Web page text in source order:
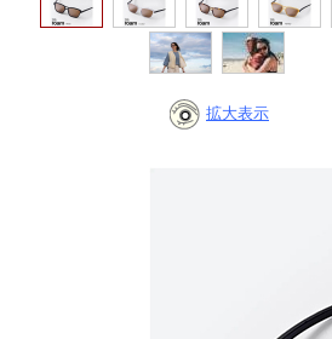
拡大表示